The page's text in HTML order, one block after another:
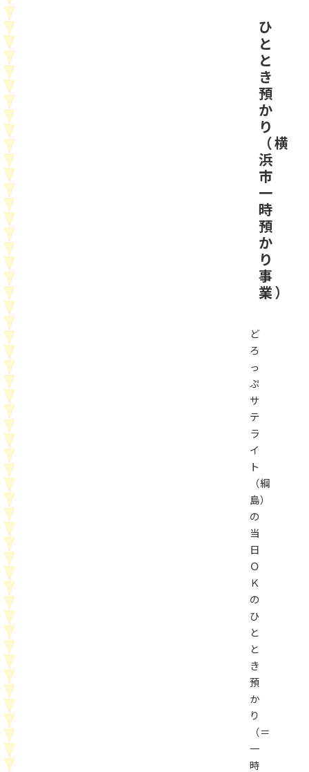
ひ
と
と
き
預
か
り
（横
浜
市
一
時
預
か
り
事
業）
ど
ろ
っ
ぷ
サ
テ
ラ
イ
ト
（綱
島）
の
当
日
Ｏ
Ｋ
の
ひ
と
と
き
預
か
り
（＝
一
時